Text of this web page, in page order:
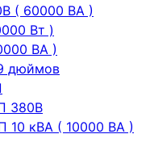
( 60000 ВА )
Вт )
ВА )
дюймов
380В
10 кВА ( 10000 ВА )